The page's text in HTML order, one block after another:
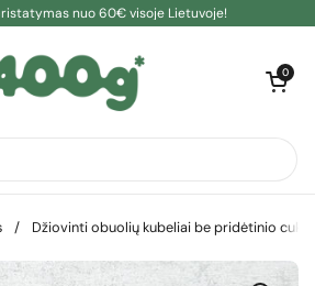
nuo 60€ visoje Lietuvoje!
Atidaryti
0
/ Džiovinti obuolių kubeliai be pridėtinio